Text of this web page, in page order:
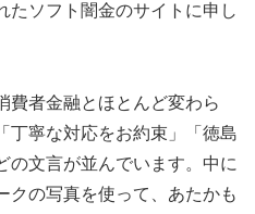
たソフト闇金のサイトに申し
費者金融とほとんど変わら
丁寧な対応をお約束」「徳島
の文言が並んでいます。中に
クの写真を使って、あたかも